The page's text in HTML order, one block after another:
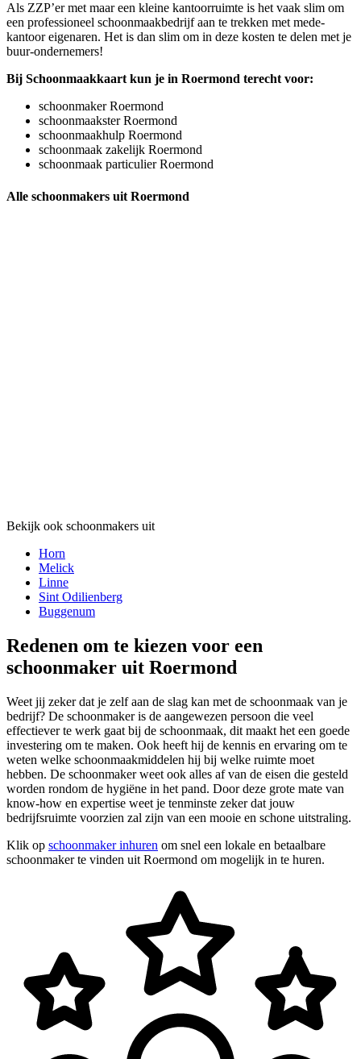
Als ZZP’er met maar een kleine kantoorruimte is het vaak slim om
een professioneel schoonmaakbedrijf aan te trekken met mede-
kantoor eigenaren. Het is dan slim om in deze kosten te delen met je
buur-ondernemers!
Bij Schoonmaakkaart kun je in Roermond terecht voor:
schoonmaker Roermond
schoonmaakster Roermond
schoonmaakhulp Roermond
schoonmaak zakelijk Roermond
schoonmaak particulier Roermond
Alle schoonmakers uit Roermond
Bekijk ook schoonmakers uit
Horn
Melick
Linne
Sint Odilienberg
Buggenum
Redenen om te kiezen voor een
schoonmaker uit Roermond
Weet jij zeker dat je zelf aan de slag kan met de schoonmaak van je
bedrijf? De schoonmaker is de aangewezen persoon die veel
effectiever te werk gaat bij de schoonmaak, dit maakt het een goede
investering om te maken. Ook heeft hij de kennis en ervaring om te
weten welke schoonmaakmiddelen hij bij welke ruimte moet
hebben. De schoonmaker weet ook alles af van de eisen die gesteld
worden rondom de hygiëne in het pand. Door deze grote mate van
know-how en expertise weet je tenminste zeker dat jouw
bedrijfsruimte voorzien zal zijn van een mooie en schone uitstraling.
Klik op schoonmaker inhuren om snel een lokale en betaalbare
schoonmaker te vinden uit Roermond om mogelijk in te huren.